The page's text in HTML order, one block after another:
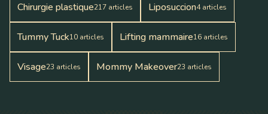
Chirurgie plastique217 articles Liposuccion4 articles
Tummy Tuck10 articles Lifting mammaire16 articles
Visage23 articles Mommy Makeover23 articles